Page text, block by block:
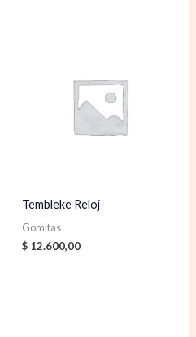
Tembleke Reloj
Gomitas
$ 12.600,00